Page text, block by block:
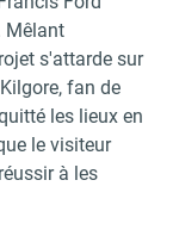
Mêlant
s'attarde sur
fan de
les lieux en
le visiteur
à les